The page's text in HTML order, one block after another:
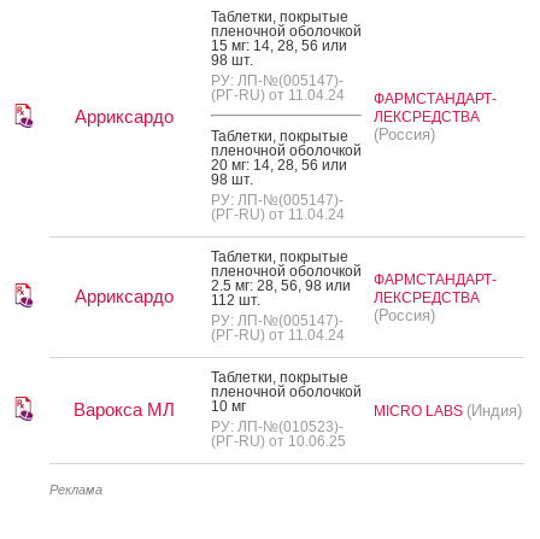
Арриксардо
Таб­летки, пок­ры­тые
пле­ноч­ной обо­лоч­кой
15 мг: 14, 28, 56 или
98 шт.
РУ: ЛП-№(005147)-
(РГ-RU) от 11.04.24
Таб­летки, пок­ры­тые
пле­ноч­ной обо­лоч­кой
20 мг: 14, 28, 56 или
98 шт.
РУ: ЛП-№(005147)-
(РГ-RU) от 11.04.24
ФАРМСТАНДАРТ-
ЛЕКСРЕДСТВА
(Россия)
Арриксардо
Таб­летки, пок­ры­тые
пле­ноч­ной обо­лоч­кой
2.5 мг: 28, 56, 98 или
112 шт.
РУ: ЛП-№(005147)-
(РГ-RU) от 11.04.24
ФАРМСТАНДАРТ-
ЛЕКСРЕДСТВА
(Россия)
Варокса МЛ
Таб­летки, пок­ры­тые
пле­ноч­ной обо­лоч­кой
10 мг
РУ: ЛП-№(010523)-
(РГ-RU) от 10.06.25
MICRO LABS (Индия)
Реклама